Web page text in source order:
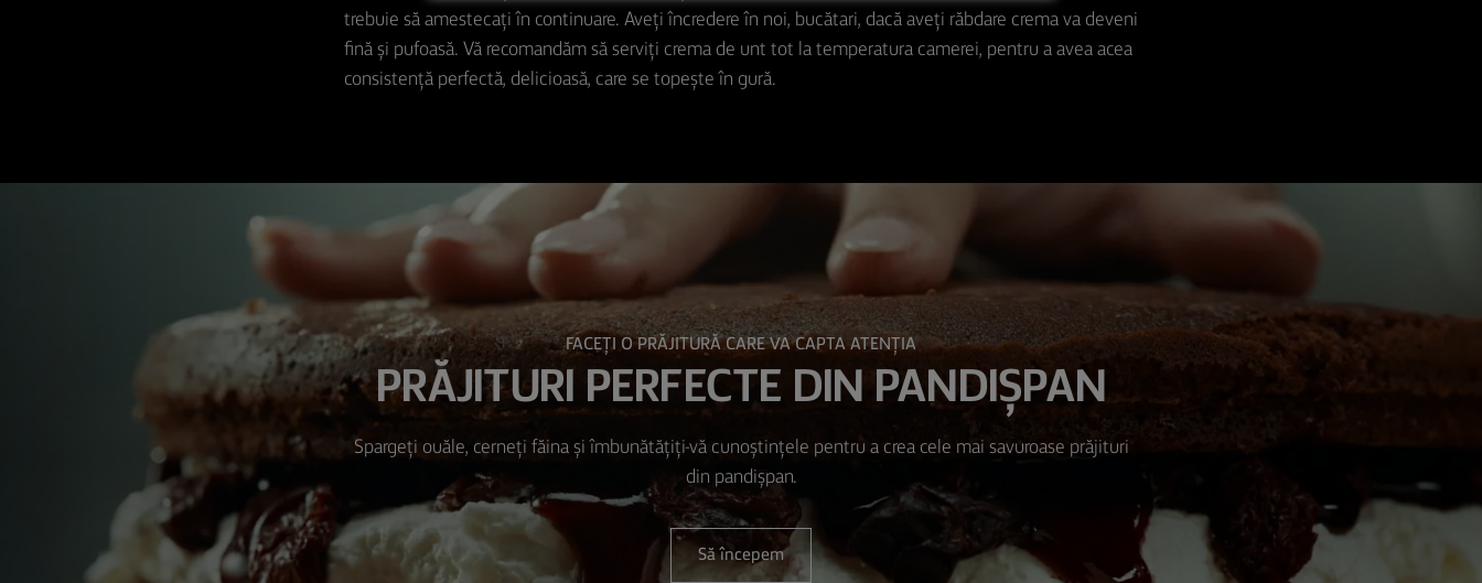
trebuie să amestecați în continuare. Aveți încredere în noi, bucătari, dacă aveți răbdare crema va deveni
fină și pufoasă. Vă recomandăm să serviți crema de unt tot la temperatura camerei, pentru a avea acea
consistență perfectă, delicioasă, care se topește în gură.
FACEȚI O PRĂJITURĂ CARE VA CAPTA ATENȚIA
PRĂJITURI PERFECTE DIN PANDIȘPAN
Spargeți ouăle, cerneți făina și îmbunătățiți-vă cunoștințele pentru a crea cele mai savuroase prăjituri
din pandișpan.
Să începem